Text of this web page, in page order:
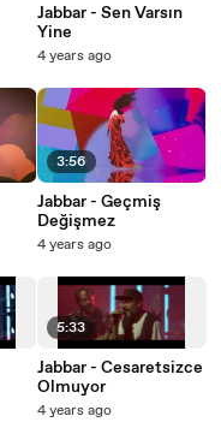
Jabbar - Sen Varsın
Yine
4 years ago
3:56
Jabbar - Geçmiş
Değişmez
4 years ago
5:33
Jabbar - Cesaretsizce
Olmuyor
4 years ago